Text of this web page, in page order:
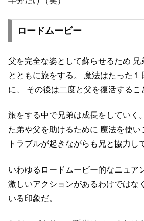
ロードムービー
父を完全な姿として蘇らせるため 兄
とともに旅をする。
魔法はたった１
に、
その後は二度と父を復活するこ
旅をする中で兄弟は成長をしていく。
た弟や父を助けるために 魔法を使い
トラブルが起きながらも兄と協力し
いわゆるロードムービー的なニュア
激しいアクションがあるわけではな
いる印象だ。